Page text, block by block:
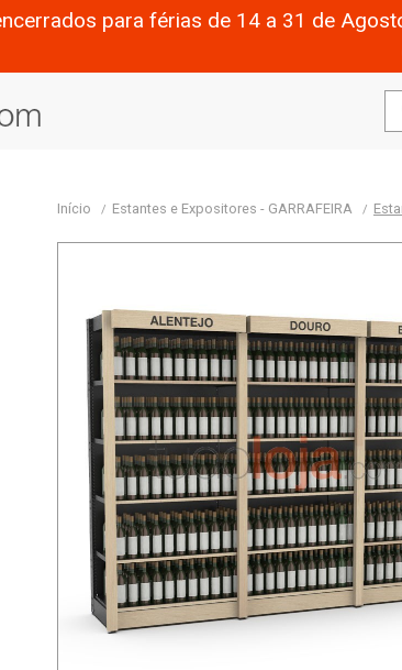
para férias de 14 a 31 de
Início Estantes e Expositores - GARRAFEIRA